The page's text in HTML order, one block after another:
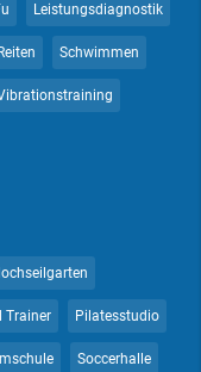
Leistungsdiagnostik
Reiten Schwimmen
Trainer Pilatesstudio
Soccerhalle